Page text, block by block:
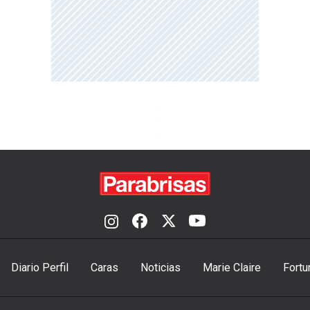
Diario Perfil Caras Noticias Marie Claire